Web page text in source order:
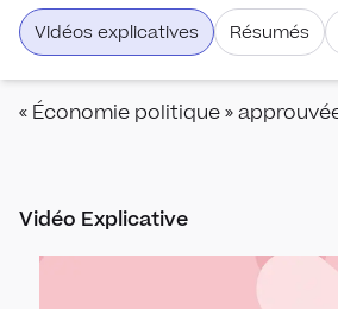
Vidéos explicatives Résumés
« Économie politique »
Vidéo Explicative